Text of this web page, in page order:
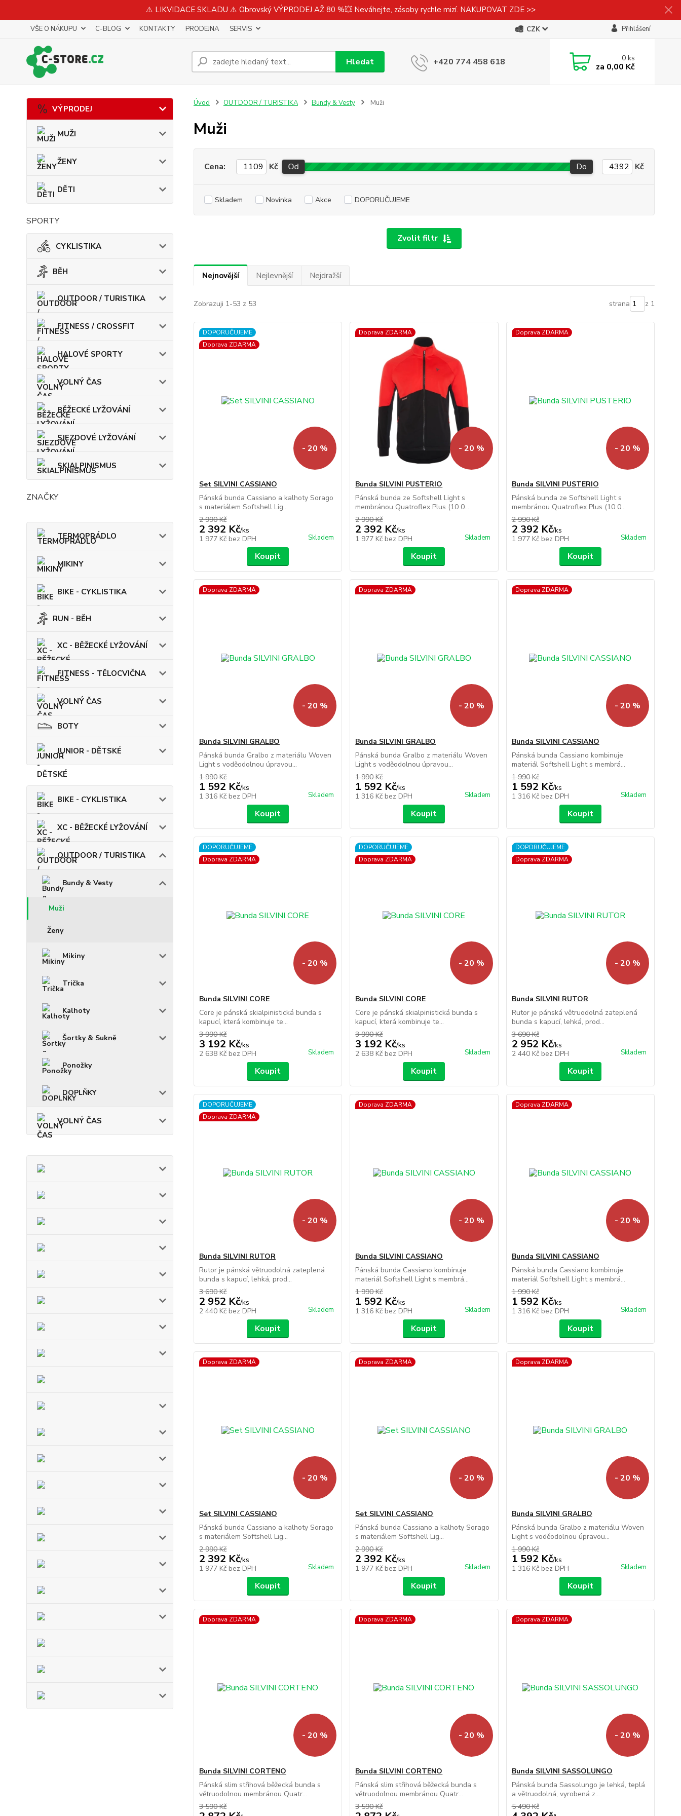
⚠️ LIKVIDACE SKLADU ⚠️ Obrovský VÝPRODEJ AŽ 80 %💥 Neváhejte, zásoby rychle mizí. NAKUPOVAT ZDE >>
VŠE O NÁKUPU C-BLOG KONTAKTY PRODEJNA SERVIS CZK Přihlášení
Hledat +420 774 458 618 0ks
za 0,00 Kč
VÝPRODEJ
MUŽI
ŽENY
DĚTI
SPORTY
CYKLISTIKA
BĚH
OUTDOOR / TURISTIKA
FITNESS / CROSSFIT
HALOVÉ SPORTY
VOLNÝ ČAS
BĚŽECKÉ LYŽOVÁNÍ
SJEZDOVÉ LYŽOVÁNÍ
SKIALPINISMUS
ZNAČKY
TERMOPRÁDLO
MIKINY
BIKE - CYKLISTIKA
RUN - BĚH
XC - BĚŽECKÉ LYŽOVÁNÍ
FITNESS - TĚLOCVIČNA
VOLNÝ ČAS
BOTY
JUNIOR - DĚTSKÉ
BIKE - CYKLISTIKA
XC - BĚŽECKÉ LYŽOVÁNÍ
OUTDOOR / TURISTIKA
Bundy & Vesty
Muži
Ženy
Mikiny
Trička
Kalhoty
Šortky & Sukně
Ponožky
DOPLŇKY
VOLNÝ ČAS
Úvod OUTDOOR / TURISTIKA Bundy & Vesty Muži
Muži
Zvolit filtr
Cena: Kč Od Do Kč
Skladem Novinka Akce DOPORUČUJEME
Nejnovější Nejlevnější Nejdražší
Zobrazuji 1-53 z 53 strana z 1
DOPORUČUJEME
Doprava ZDARMA
- 20 %
Set SILVINI CASSIANO
Pánská bunda Cassiano a kalhoty Sorago
s materiálem Softshell Lig...
2 990 Kč
2 392 Kč/ks
1 977 Kč bez DPH Skladem
Koupit
Doprava ZDARMA
- 20 %
Bunda SILVINI PUSTERIO
Pánská bunda ze Softshell Light s
membránou Quatroflex Plus (10 0...
2 990 Kč
2 392 Kč/ks
1 977 Kč bez DPH Skladem
Koupit
Doprava ZDARMA
- 20 %
Bunda SILVINI PUSTERIO
Pánská bunda ze Softshell Light s
membránou Quatroflex Plus (10 0...
2 990 Kč
2 392 Kč/ks
1 977 Kč bez DPH Skladem
Koupit
Doprava ZDARMA
- 20 %
Bunda SILVINI GRALBO
Pánská bunda Gralbo z materiálu Woven
Light s voděodolnou úpravou...
1 990 Kč
1 592 Kč/ks
1 316 Kč bez DPH Skladem
Koupit
Doprava ZDARMA
- 20 %
Bunda SILVINI GRALBO
Pánská bunda Gralbo z materiálu Woven
Light s voděodolnou úpravou...
1 990 Kč
1 592 Kč/ks
1 316 Kč bez DPH Skladem
Koupit
Doprava ZDARMA
- 20 %
Bunda SILVINI CASSIANO
Pánská bunda Cassiano kombinuje
materiál Softshell Light s membrá...
1 990 Kč
1 592 Kč/ks
1 316 Kč bez DPH Skladem
Koupit
DOPORUČUJEME
Doprava ZDARMA
- 20 %
Bunda SILVINI CORE
Core je pánská skialpinistická bunda s
kapucí, která kombinuje te...
3 990 Kč
3 192 Kč/ks
2 638 Kč bez DPH Skladem
Koupit
DOPORUČUJEME
Doprava ZDARMA
- 20 %
Bunda SILVINI CORE
Core je pánská skialpinistická bunda s
kapucí, která kombinuje te...
3 990 Kč
3 192 Kč/ks
2 638 Kč bez DPH Skladem
Koupit
DOPORUČUJEME
Doprava ZDARMA
- 20 %
Bunda SILVINI RUTOR
Rutor je pánská větruodolná zateplená
bunda s kapucí, lehká, prod...
3 690 Kč
2 952 Kč/ks
2 440 Kč bez DPH Skladem
Koupit
DOPORUČUJEME
Doprava ZDARMA
- 20 %
Bunda SILVINI RUTOR
Rutor je pánská větruodolná zateplená
bunda s kapucí, lehká, prod...
3 690 Kč
2 952 Kč/ks
2 440 Kč bez DPH Skladem
Koupit
Doprava ZDARMA
- 20 %
Bunda SILVINI CASSIANO
Pánská bunda Cassiano kombinuje
materiál Softshell Light s membrá...
1 990 Kč
1 592 Kč/ks
1 316 Kč bez DPH Skladem
Koupit
Doprava ZDARMA
- 20 %
Bunda SILVINI CASSIANO
Pánská bunda Cassiano kombinuje
materiál Softshell Light s membrá...
1 990 Kč
1 592 Kč/ks
1 316 Kč bez DPH Skladem
Koupit
Doprava ZDARMA
- 20 %
Set SILVINI CASSIANO
Pánská bunda Cassiano a kalhoty Sorago
s materiálem Softshell Lig...
2 990 Kč
2 392 Kč/ks
1 977 Kč bez DPH Skladem
Koupit
Doprava ZDARMA
- 20 %
Set SILVINI CASSIANO
Pánská bunda Cassiano a kalhoty Sorago
s materiálem Softshell Lig...
2 990 Kč
2 392 Kč/ks
1 977 Kč bez DPH Skladem
Koupit
Doprava ZDARMA
- 20 %
Bunda SILVINI GRALBO
Pánská bunda Gralbo z materiálu Woven
Light s voděodolnou úpravou...
1 990 Kč
1 592 Kč/ks
1 316 Kč bez DPH Skladem
Koupit
Doprava ZDARMA
- 20 %
Bunda SILVINI CORTENO
Pánská slim střihová běžecká bunda s
větruodolnou membránou Quatr...
3 590 Kč
Doprava ZDARMA
- 20 %
Bunda SILVINI CORTENO
Pánská slim střihová běžecká bunda s
větruodolnou membránou Quatr...
3 590 Kč
Doprava ZDARMA
- 20 %
Bunda SILVINI SASSOLUNGO
Pánská bunda Sassolungo je lehká, teplá
a větruodolná, vyrobená z...
5 490 Kč